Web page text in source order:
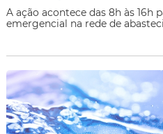
A ação acontece das 8h às 16h
emergencial na rede de